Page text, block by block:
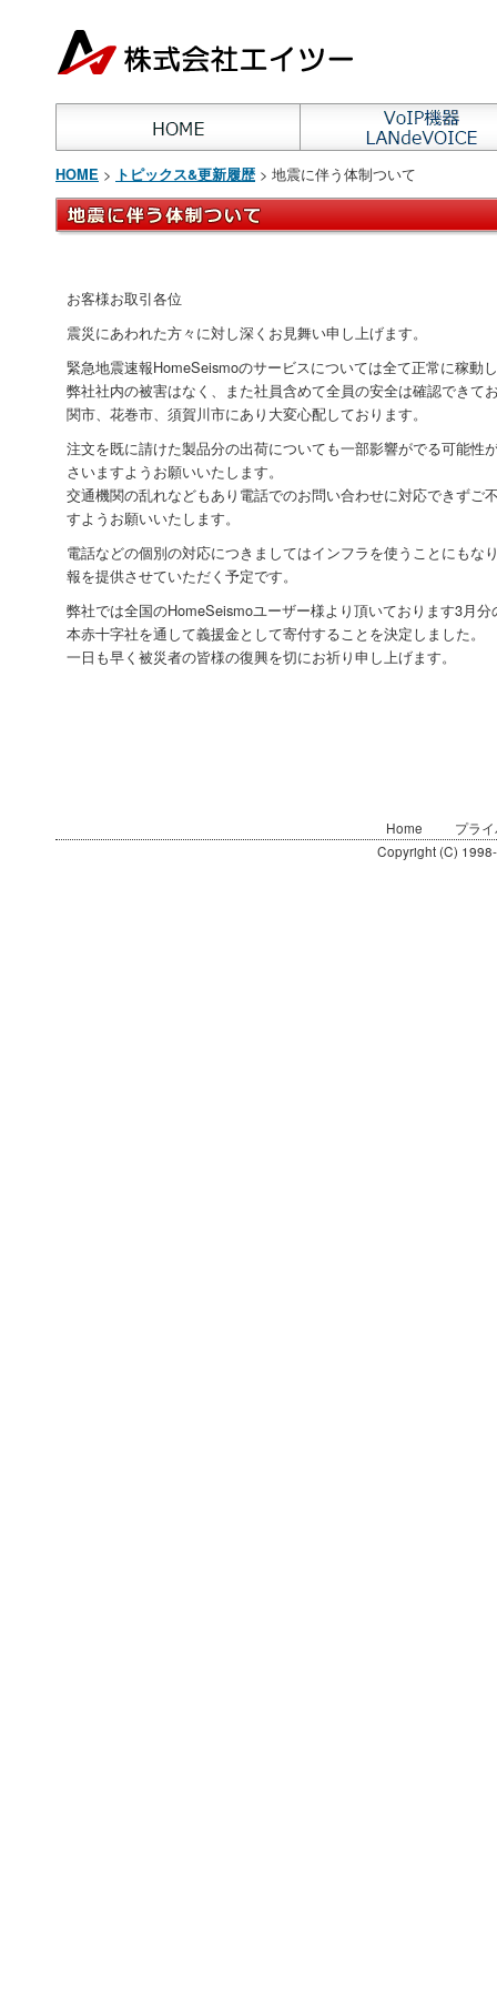
HOME > トピックス&更新履歴 > 地震に伴う体制ついて
お客様お取引各位
震災にあわれた方々に対し深くお見舞い申し上げます。
緊急地震速報HomeSeismoのサービスについては全て正常に稼動
弊社社内の被害はなく、また社員含めて全員の安全は確認できて
関市、花巻市、須賀川市にあり大変心配しております。
注文を既に請けた製品分の出荷についても一部影響がでる可能性
さいますようお願いいたします。
交通機関の乱れなどもあり電話でのお問い合わせに対応できずご
すようお願いいたします。
電話などの個別の対応につきましてはインフラを使うことにもな
報を提供させていただく予定です。
弊社では全国のHomeSeismoユーザー様より頂いております3月
本赤十字社を通して義援金として寄付することを決定しました。
一日も早く被災者の皆様の復興を切にお祈り申し上げます。
Home
プラ
Copyright (C)